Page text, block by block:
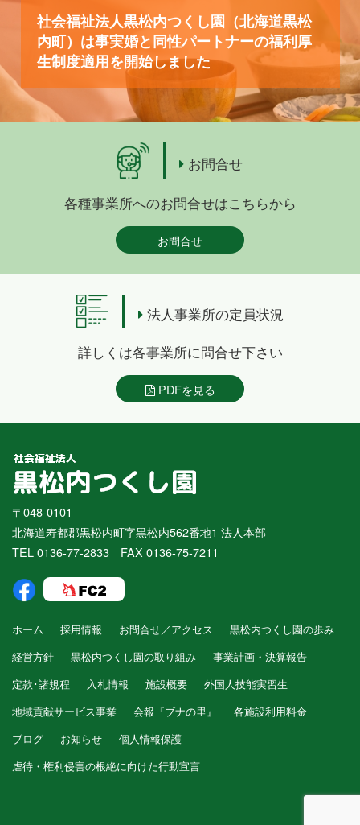
社会福祉法人黒松内つくし園（北海道黒松
内町）は事実婚と同性パートナーの福利厚
生制度適用を開始しました
お問合せ
各種事業所へのお問合せはこちらから
お問合せ
法人事業所の定員状況
詳しくは各事業所に問合せ下さい
PDFを見る
〒048-0101
北海道寿都郡黒松内町字黒松内562番地1 法人本部
TEL 0136-77-2833 FAX 0136-75-7211
ホーム 採用情報 お問合せ／アクセス
黒松内つくし園の歩み
経営方針
黒松内つくし園の取り組み
事業計画・決算報告
定款･諸規程
入札情報 施設概要
外国人技能実習生
地域貢献サービス事業
会報『ブナの里』
各施設利用料金
ブログ
お知らせ
個人情報保護
虐待・権利侵害の根絶に向けた行動宣言